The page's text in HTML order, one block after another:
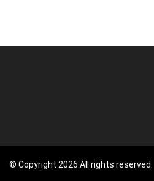
© Copyright 2026 All rights reserved.